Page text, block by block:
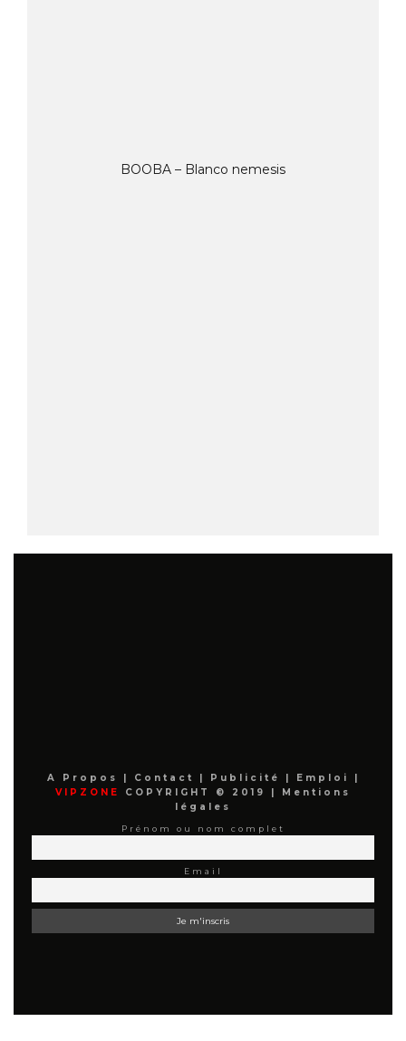
BOOBA – Blanco nemesis
A Propos | Contact | Publicité | Emploi
|
VIPZONE
COPYRIGHT © 2019 |
Mentions
légales
Prénom ou nom complet
Email